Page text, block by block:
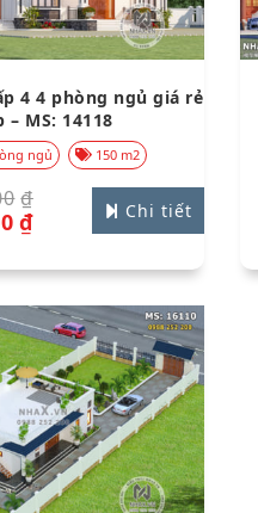
4 4 phòng ngủ giá rẻ
– MS: 14118
ngủ 150 m2
₫
₫ Chi tiết